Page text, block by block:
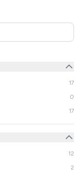
17
0
17
12
2